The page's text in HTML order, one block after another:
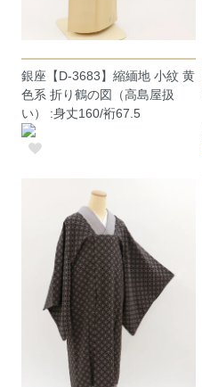
銀座【D-3683】縮緬地 小紋 黄
色系 折り鶴の図（高島屋扱
い） :身丈160/裄67.5